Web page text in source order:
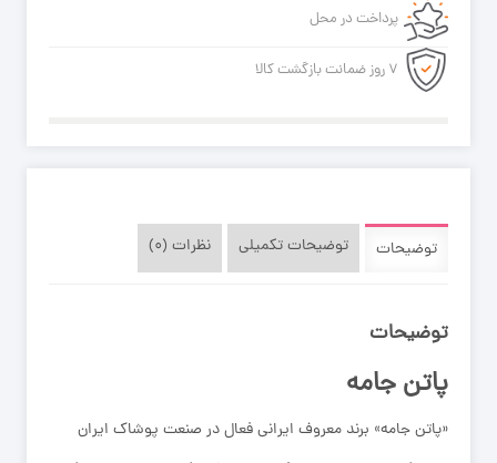
پرداخت در محل
۷ روز ضمانت بازگشت کالا
توضیحات توضیحات تکمیلی نظرات (۰)
توضیحات
پاتن جامه
«پاتن جامه» برند معروف ایرانی فعال در صنعت پوشاک ایران